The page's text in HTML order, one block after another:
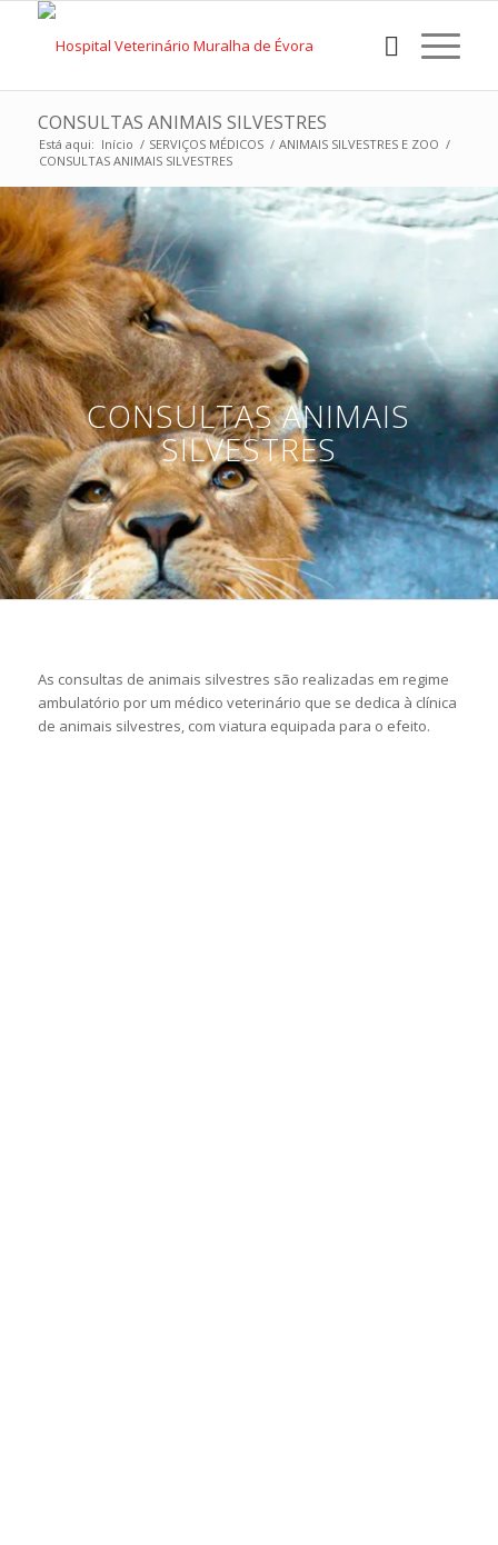
CONSULTAS ANIMAIS SILVESTRES
Está aqui: Início / SERVIÇOS MÉDICOS / ANIMAIS SILVESTRES E ZOO /
CONSULTAS ANIMAIS SILVESTRES
CONSULTAS ANIMAIS
SILVESTRES
As consultas de animais silvestres são realizadas em regime
ambulatório por um médico veterinário que se dedica à clínica
de animais silvestres, com viatura equipada para o efeito.